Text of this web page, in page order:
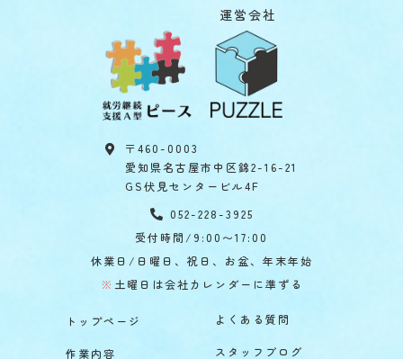
運営会社
〒460-0003
愛知県名古屋市中区錦2-16-21
GS伏見センタービル4F
052-228-3925
受付時間/9:00〜17:00
休業日/日曜日、祝日、お盆、年末年始
※ 土曜日は会社カレンダーに準ずる
トップページ
作業内容
よくある質問
スタッフブログ